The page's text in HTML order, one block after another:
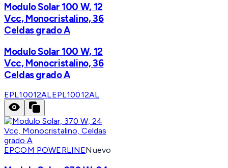
Modulo Solar 100 W, 12
Vcc, Monocristalino, 36
Celdas grado A
Modulo Solar 100 W, 12
Vcc, Monocristalino, 36
Celdas grado A
EPL10012ALEPL10012AL
EPCOM POWERLINENuevo